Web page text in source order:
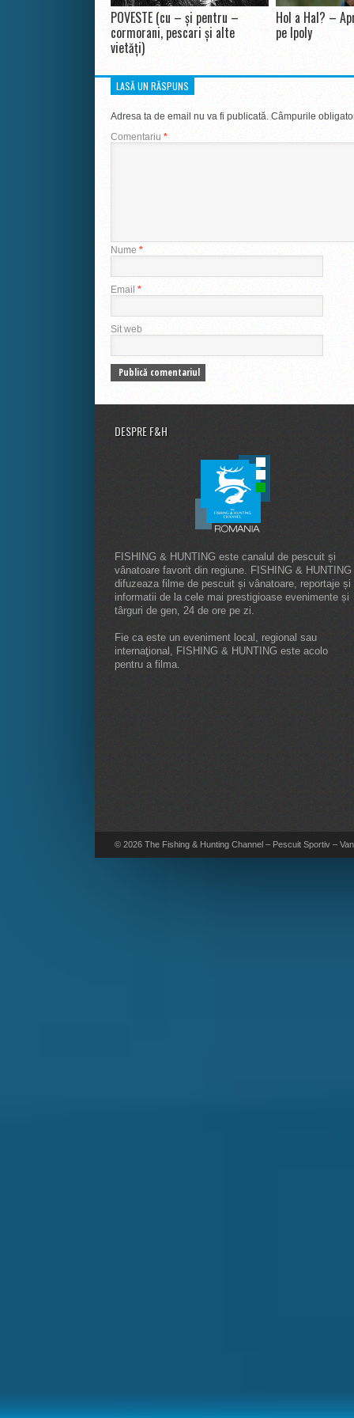
POVESTE (cu – și pentru –
cormorani, pescari și alte
vietăți)
Hol a Hal? –
pe Ipoly
LASĂ UN RĂSPUNS
Adresa ta de email nu va fi publicată. Câmpurile
Comentariu *
Nume *
Email *
Sit web
DESPRE F&H
FISHING & HUNTING este canalul de pescuit și
vânatoare favorit din regiune. FISHING & HUNTING
difuzeaza filme de pescuit și vânatoare, reportaje și
informatii de la cele mai prestigioase evenimente și
târguri de gen, 24 de ore pe zi.
Fie ca este un eveniment local, regional sau
internaţional, FISHING & HUNTING este acolo
pentru a filma.
© 2026 The Fishing & Hunting Channel – Pescuit Sportiv –